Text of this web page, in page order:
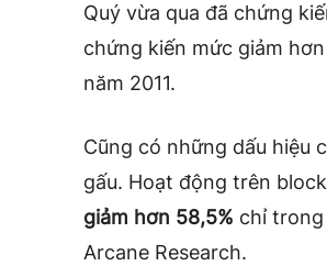
Quý vừa qua đã chứng
chứng kiến ​​mức giảm hơn
năm 2011.
Cũng có những dấu hiệu
gấu. Hoạt động trên
giảm hơn 58,5% chỉ
Arcane Research.